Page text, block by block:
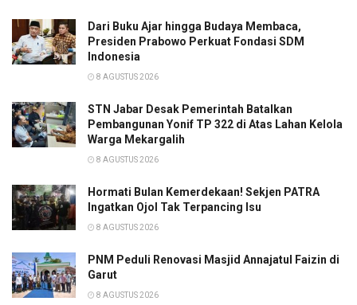
Dari Buku Ajar hingga Budaya Membaca,
Presiden Prabowo Perkuat Fondasi SDM
Indonesia
8 AGUSTUS 2026
STN Jabar Desak Pemerintah Batalkan
Pembangunan Yonif TP 322 di Atas Lahan Kelola
Warga Mekargalih
8 AGUSTUS 2026
Hormati Bulan Kemerdekaan! Sekjen PATRA
Ingatkan Ojol Tak Terpancing Isu
8 AGUSTUS 2026
PNM Peduli Renovasi Masjid Annajatul Faizin di
Garut
8 AGUSTUS 2026